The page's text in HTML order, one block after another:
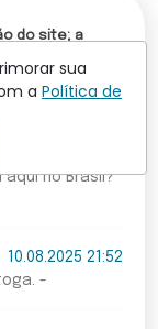
do site; a
no Brasil?
10.08.2025 21:52
-
sua
a Política de